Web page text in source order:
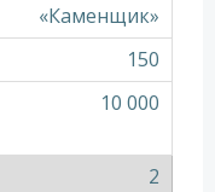
«Каменщик»
150
10 000
2